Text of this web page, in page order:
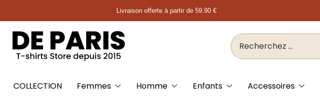
Livraison offerte à partir de 59.90 €
COLLECTION Femmes Homme Enfants Accessoires